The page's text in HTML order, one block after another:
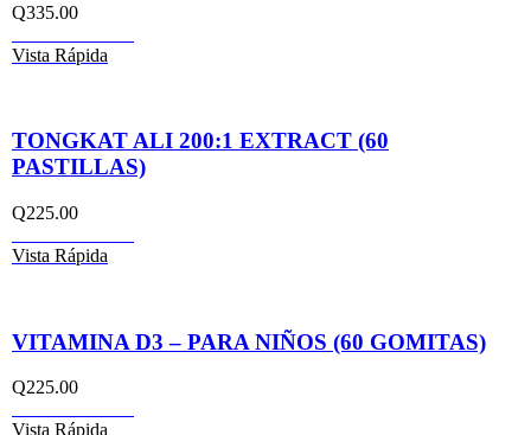
Q335.00
Vista Rápida
TONGKAT ALI 200:1 EXTRACT (60
PASTILLAS)
Q225.00
Vista Rápida
VITAMINA D3 – PARA NIÑOS (60 GOMITAS)
Q225.00
Vista Rápida